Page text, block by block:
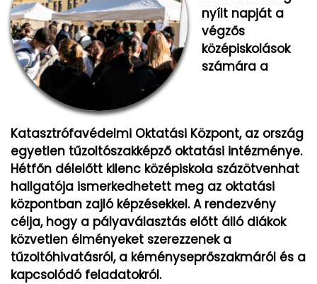
nyílt napját a
végzős
középiskolások
számára a
Katasztrófavédelmi Oktatási Központ, az ország
egyetlen tűzoltószakképző oktatási intézménye.
Hétfőn délelőtt kilenc középiskola százötvenhat
hallgatója ismerkedhetett meg az oktatási
központban zajló képzésekkel. A rendezvény
célja, hogy a pályaválasztás előtt álló diákok
közvetlen élményeket szerezzenek a
tűzoltóhivatásról, a kéményseprőszakmáról és a
kapcsolódó feladatokról.